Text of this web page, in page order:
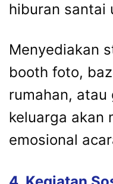
hiburan santai
Menyediakan
booth foto,
rumahan, atau
keluarga akan
emosional